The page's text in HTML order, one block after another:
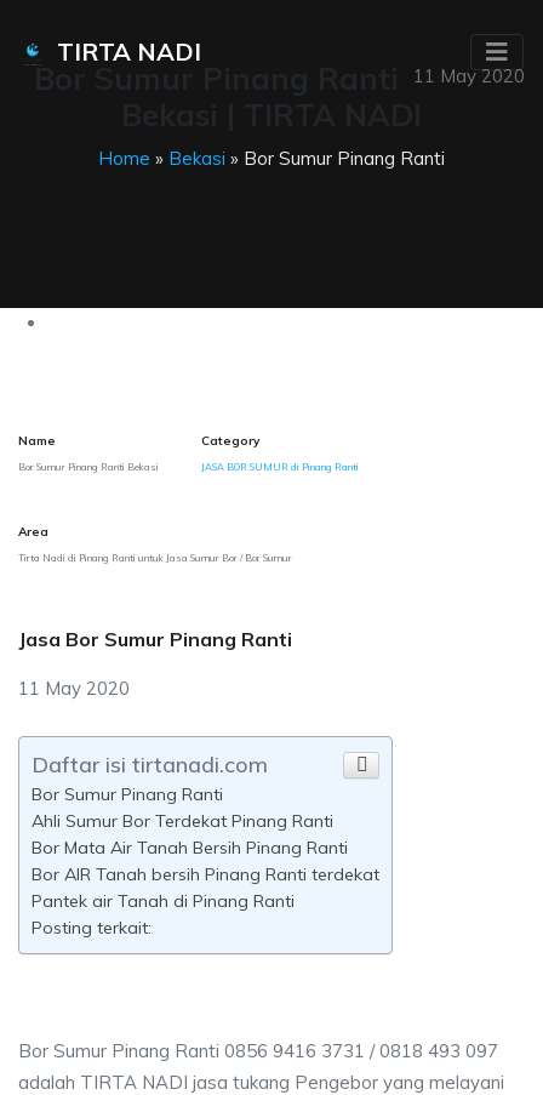
TIRTA NADI
11 May 2020
Bor Sumur Pinang Ranti
Home » Bekasi » Bor Sumur Pinang Ranti
Name
Bor Sumur Pinang Ranti Bekasi
Category
JASA BOR SUMUR di Pinang Ranti
Area
Tirta Nadi di Pinang Ranti untuk Jasa Sumur Bor / Bor Sumur
Jasa Bor Sumur Pinang Ranti
11 May 2020
Daftar isi tirtanadi.com
Bor Sumur Pinang Ranti
Ahli Sumur Bor Terdekat Pinang Ranti
Bor Mata Air Tanah Bersih Pinang Ranti
Bor AIR Tanah bersih Pinang Ranti terdekat
Pantek air Tanah di Pinang Ranti
Posting terkait:
Bor Sumur Pinang Ranti 0856 9416 3731 / 0818 493 097
adalah TIRTA NADI jasa tukang Pengebor yang melayani